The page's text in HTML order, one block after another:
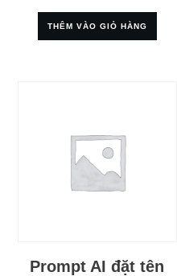
THÊM VÀO GIỎ HÀNG
Prompt AI đặt tên